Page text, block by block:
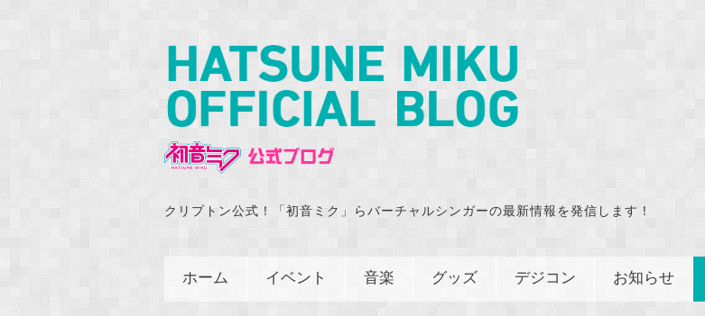
クリプトン公式！「初音ミク」らバーチャルシンガーの最新情報を発信します！
ホーム イベント 音楽 グッズ デジコン お知らせ